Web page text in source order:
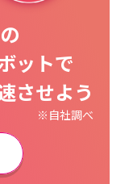
の
ットで
させよう
※自社調べ